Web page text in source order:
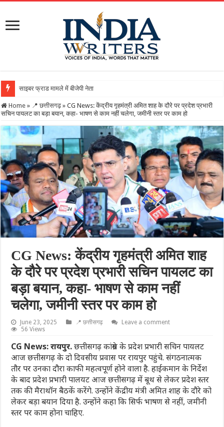
साइबर फ्राड मामले में बीजेपी नेता गिरफ्तारः 21 करोड़ की बड़ी ठगी, ज
Home » 📍 छत्तीसगढ़ » CG News: केंद्रीय गृहमंत्री अमित शाह के दौरे पर प्रदेश प्रभारी
सचिन पायलट का बड़ा बयान, कहा- भाषण से काम नहीं चलेगा, जमीनी स्तर पर काम हो
CG News: केंद्रीय गृहमंत्री अमित शाह
के दौरे पर प्रदेश प्रभारी सचिन पायलट का
बड़ा बयान, कहा- भाषण से काम नहीं
चलेगा, जमीनी स्तर पर काम हो
June 23, 2025 📍 छत्तीसगढ़
Leave a comment
56 Views
CG News: रायपुर.छत्तीसगढ़ कांग्रेस के प्रदेश प्रभारी सचिन पायलट
आज छत्तीसगढ़ के दो दिवसीय प्रवास पर रायपुर पहुंचे. संगठनात्मक
तौर पर उनका दौरा काफी महत्वपूर्ण होने वाला है. हाईकमान के निर्देश
के बाद प्रदेश प्रभारी पालयट आज छत्तीसगढ़ में बूथ से लेकर प्रदेश स्तर
तक की मैराथॉन बैठकें करेंगे. उन्होंने केंद्रीय मंत्री अमित शाह के दौरे को
लेकर बड़ा बयान दिया है. उन्होंने कहा कि सिर्फ भाषण से नहीं, जमीनी
स्तर पर काम होना चाहिए.